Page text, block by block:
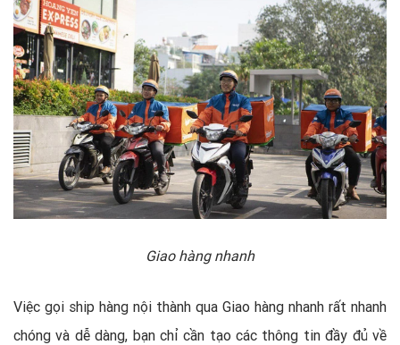
Giao hàng nhanh
Việc gọi ship hàng nội thành qua Giao hàng nhanh rất nhanh
chóng và dễ dàng, bạn chỉ cần tạo các thông tin đầy đủ về